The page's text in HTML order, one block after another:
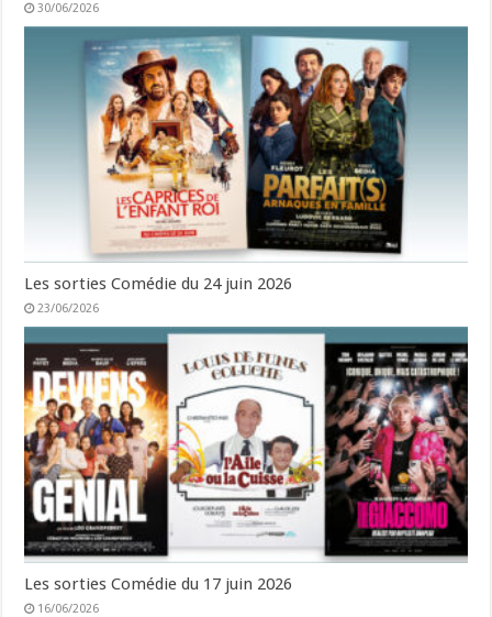
30/06/2026
Les sorties Comédie du 24 juin 2026
23/06/2026
Les sorties Comédie du 17 juin 2026
16/06/2026